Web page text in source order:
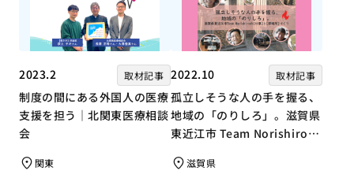
2023.2 取材記事
制度の間にある外国人の医療
支援を担う｜北関東医療相談
会
関東
2022.10 取材記事
孤立しそうな人の手を握る、
地域の「のりしろ」。滋賀県
東近江市 Team Norishiroの
滋賀県